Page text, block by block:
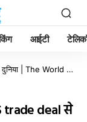
आईटी
The Industrial Empire - उद्योग, व्यापार और नवाचार की दुनिया | The World of Industry, Business & Innovation
trade deal से